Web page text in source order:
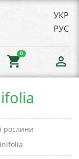
УКР
РУС
shopping_cart
0
person_outline
рослини